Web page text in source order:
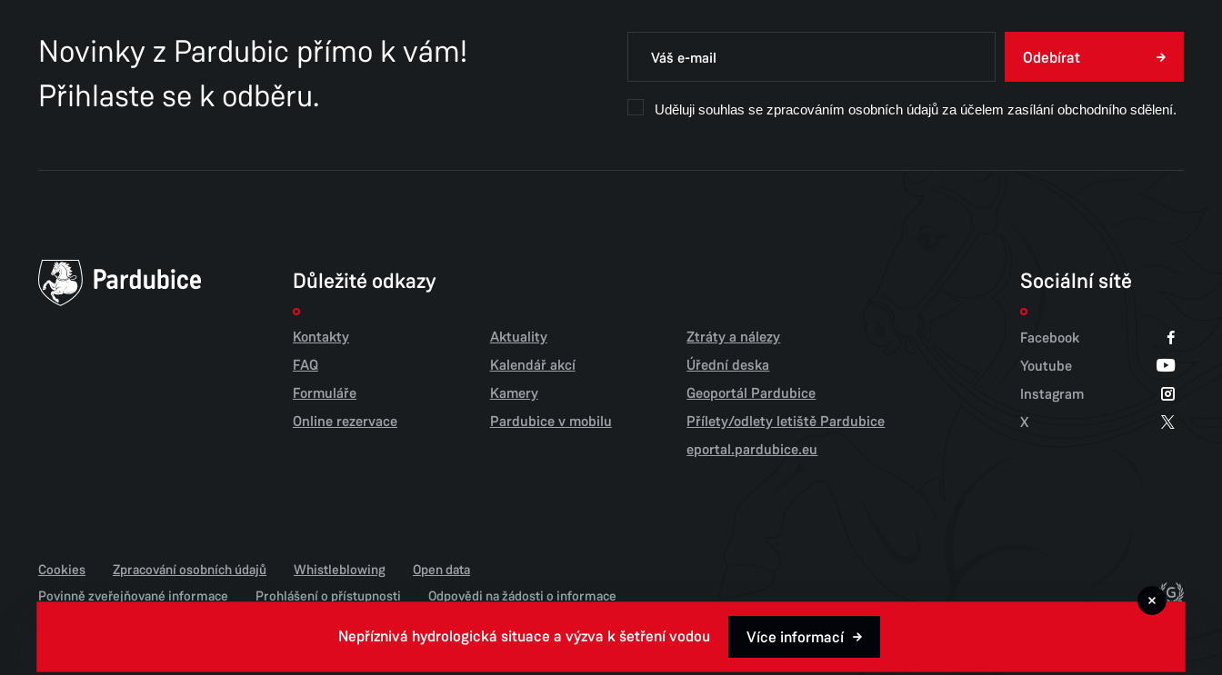
Novinky z Pardubic přímo k vám!
Přihlaste se k odběru.
Odebírat
Uděluji souhlas se zpracováním osobních údajů za účelem zasílání obchodního sdělení.
Sociální sítě
Facebook
Youtube
Instagram
X
Důležité odkazy
Kontakty
FAQ
Formuláře
Online rezervace
Aktuality
Kalendář akcí
Kamery
Pardubice v mobilu
Ztráty a nálezy
Úřední deska
Geoportál Pardubice
Přílety/odlety letiště Pardubice
eportal.pardubice.eu
Cookies Zpracování osobních údajů Whistleblowing
Open data
Povinně zveřejňované informace
Prohlášení o přístupnosti
Odpovědi na žádosti o informace
Nepříznivá hydrologická situace a výzva k šetření vodou Více informací